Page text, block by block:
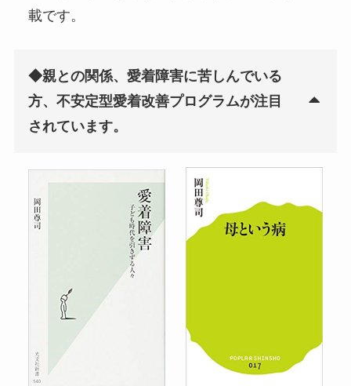
載です。
◆親との関係、愛着障害に苦しんでいる
方、不安定型愛着改善プログラムが注目
されています。